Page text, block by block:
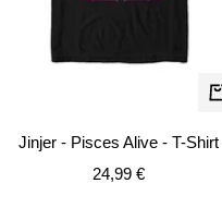
Jinjer - Pisces Alive - T-Shirt
Angebotspreis
24,99 €